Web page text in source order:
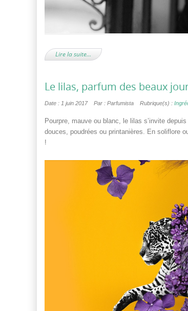
Lire la suite…
Le lilas, parfum des beaux
Date : 1 juin 2017 Par : Parfumista Rubrique(s) :
Pourpre, mauve ou blanc, le lilas s’invite
douces, poudrées ou printanières. En soliflore
!